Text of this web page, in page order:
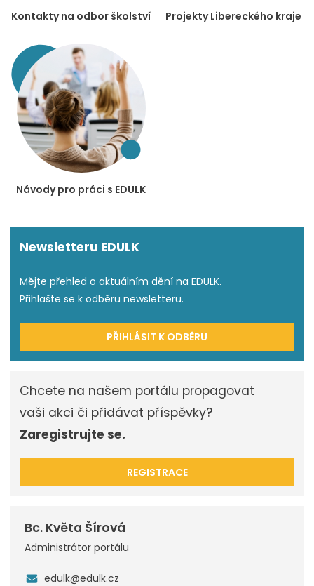
Kontakty na odbor školství Projekty Libereckého kraje
Návody pro práci s EDULK
Newsletteru EDULK
Mějte přehled o aktuálním dění na EDULK.
Přihlašte se k odběru newsletteru.
PŘIHLÁSIT K ODBĚRU
Chcete na našem portálu propagovat
vaši akci či přidávat příspěvky?
Zaregistrujte se.
REGISTRACE
Bc. Květa Šírová
Administrátor portálu
edulk@edulk.cz